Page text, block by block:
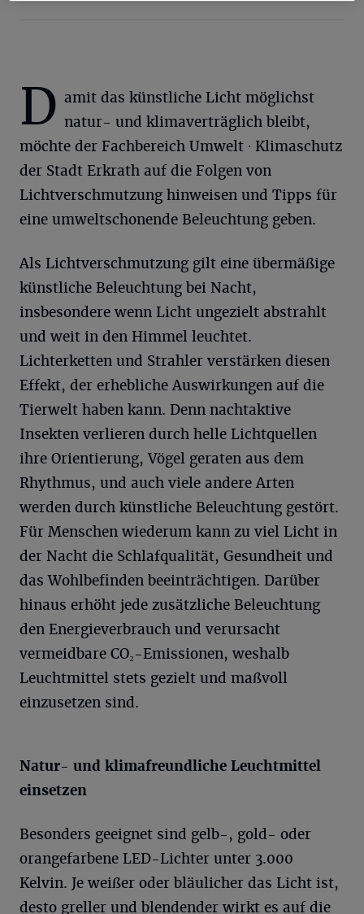
D amit das künstliche Licht möglichst
natur- und klimaverträglich bleibt,
möchte der Fachbereich Umwelt ∙ Klimaschutz
der Stadt Erkrath auf die Folgen von
Lichtverschmutzung hinweisen und Tipps für
eine umweltschonende Beleuchtung geben.
Als Lichtverschmutzung gilt eine übermäßige
künstliche Beleuchtung bei Nacht,
insbesondere wenn Licht ungezielt abstrahlt
und weit in den Himmel leuchtet.
Lichterketten und Strahler verstärken diesen
Effekt, der erhebliche Auswirkungen auf die
Tierwelt haben kann. Denn nachtaktive
Insekten verlieren durch helle Lichtquellen
ihre Orientierung, Vögel geraten aus dem
Rhythmus, und auch viele andere Arten
werden durch künstliche Beleuchtung gestört.
Für Menschen wiederum kann zu viel Licht in
der Nacht die Schlafqualität, Gesundheit und
das Wohlbefinden beeinträchtigen. Darüber
hinaus erhöht jede zusätzliche Beleuchtung
den Energieverbrauch und verursacht
vermeidbare CO₂-Emissionen, weshalb
Leuchtmittel stets gezielt und maßvoll
einzusetzen sind.
Natur- und klimafreundliche Leuchtmittel
einsetzen
Besonders geeignet sind gelb-, gold- oder
orangefarbene LED-Lichter unter 3.000
Kelvin. Je weißer oder bläulicher das Licht ist,
desto greller und blendender wirkt es auf die